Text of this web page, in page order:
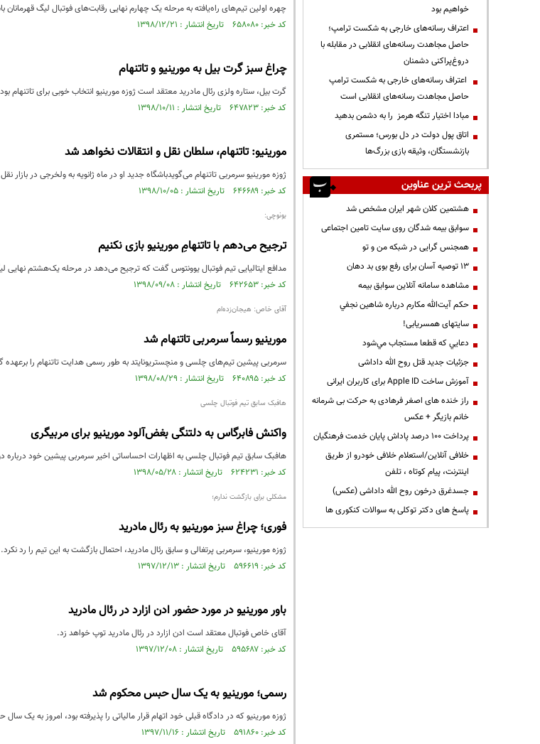
چهره‌ اولین تیم‌های راه‌یافته به مرحله یک چهارم نهایی رقابت‌های فوتبال لیگ
کد خبر: ۶۵۸۰۸۰ تاریخ انتشار : ۱۳۹۸/۱۲/۲۱
چراغ سبز گرت بیل به مورینیو و تاتنهام
گرت بیل، ستاره ولزی رئال مادرید معتقد است ژوزه مورینیو انتخاب خوبی برای تاتنهام
کد خبر: ۶۴۷۸۲۳ تاریخ انتشار : ۱۳۹۸/۱۰/۱۱
مورینیو: تاتنهام، سلطان نقل و انتقالات نخواهد شد
ژوزه مورینیو سرمربی تاتنهام می‌گویدباشگاه جدید او در ماه ژانویه به ولخرجی در
کد خبر: ۶۴۶۶۸۹ تاریخ انتشار : ۱۳۹۸/۱۰/۰۵
بونوچی:
ترجیح می‌دهم با تاتنهامِ مورینیو بازی نکنیم
مدافع ایتالیایی تیم فوتبال یوونتوس گفت که ترجیح می‌دهد در مرحله یک‌هشتم نهایی
کد خبر: ۶۴۲۶۵۳ تاریخ انتشار : ۱۳۹۸/۰۹/۰۸
آقای خاص: هیجان‌زده‌ام
مورینیو رسماً سرمربی تاتنهام شد
سرمربی پیشین تیم‌های چلسی و منچستریونایتد به طور رسمی هدایت تاتنهام را برعهده
کد خبر: ۶۴۰۸۹۵ تاریخ انتشار : ۱۳۹۸/۰۸/۲۹
هافبک سابق تیم فوتبال چلسی
واکنش فابرگاس به دلتنگی بغض‌آلود مورینیو برای مربیگری
هافبک سابق تیم فوتبال چلسی به اظهارات احساساتی اخیر سرمربی پیشین خود درباره
کد خبر: ۶۲۴۲۳۱ تاریخ انتشار : ۱۳۹۸/۰۵/۲۸
مشکلی برای بازگشت ندارم؛
فوری؛ چراغ سبز مورینیو به رئال مادرید
ژوزه مورینیو، سرمربی پرتغالی و سابق رئال مادرید، احتمال بازگشت به این تیم را رد نکرد.
کد خبر: ۵۹۶۶۱۹ تاریخ انتشار : ۱۳۹۷/۱۲/۱۳
باور مورینیو در مورد حضور ادن ازارد در رئال مادرید
آقای خاص فوتبال معتقد است ادن ازارد در رئال مادرید توپ خواهد زد.
کد خبر: ۵۹۵۶۸۷ تاریخ انتشار : ۱۳۹۷/۱۲/۰۸
رسمی؛ مورینیو به یک سال حبس محکوم شد
ژوزه مورینیو که در دادگاه قبلی خود اتهام قرار مالیاتی را پذیرفته بود، امروز به یک سال حبس و 2 میلیون یورو جریمه مالی
کد خبر: ۵۹۱۸۶۰ تاریخ انتشار : ۱۳۹۷/۱۱/۱۶
خواهیم بود
اعتراف رسانه‌های خارجی به شکست ترامپ؛
حاصل مجاهدت رسانه‌های انقلابی در مقابله با
دروغ‌پراکنی دشمنان
اعتراف رسانه‌های خارجی به شکست ترامپ
حاصل مجاهدت رسانه‌های انقلابی است
مبادا اختیار تنگه هرمز را به دشمن بدهید
اتاق پول دولت در دل بورس؛ مستمری
بازنشستگان، وثیقه بازی بزرگ‌ها
پربحث ترین عناوین
هشتمین کلان شهر ایران مشخص شد
سوابق بیمه شدگان روی سایت تامین اجتماعی
همجنس گرایی در شبکه من و تو
13 توصیه آسان برای رفع بوی بد دهان
مشاهده سامانه آنلاين سوابق بیمه
حكم آيت‌الله مكارم درباره شاهين نجفي
سایتهای همسریابی!
دعايي كه قطعا مستجاب مي‌شود
جزئیات جدید قتل روح الله داداشی
آموزش ساخت Apple ID برای کاربران ایرانی
راز خنده های اصغر فرهادی به حرکت بی شرمانه
خانم بازیگر + عکس
پرداخت ۱۰۰ درصد پاداش پایان خدمت فرهنگیان
خلافی آنلاین/استعلام خلافی خودرو از طریق
اینترنت، پیام کوتاه ، تلفن
جسدغرق درخون روح الله داداشی (عکس)
پاسخ های دکتر توکلی به سوالات کنکوری ها